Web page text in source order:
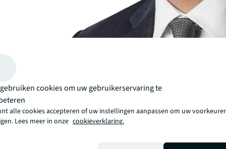
cookies om uw gebruikerservaring te
alle cookies accepteren of uw instellingen aanpassen om uw
Lees meer in onze cookieverklaring.